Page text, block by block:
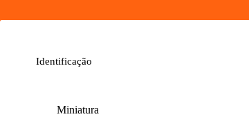
Identificação
Miniatura